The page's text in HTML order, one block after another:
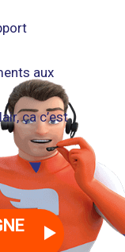
aux
ça c’est